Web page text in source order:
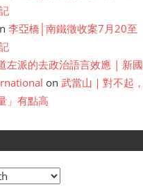
李亞橋│南鐵徵收案7月20至
左派的去政治語言效應 | 新國
on武當山｜對不起，
」有點高